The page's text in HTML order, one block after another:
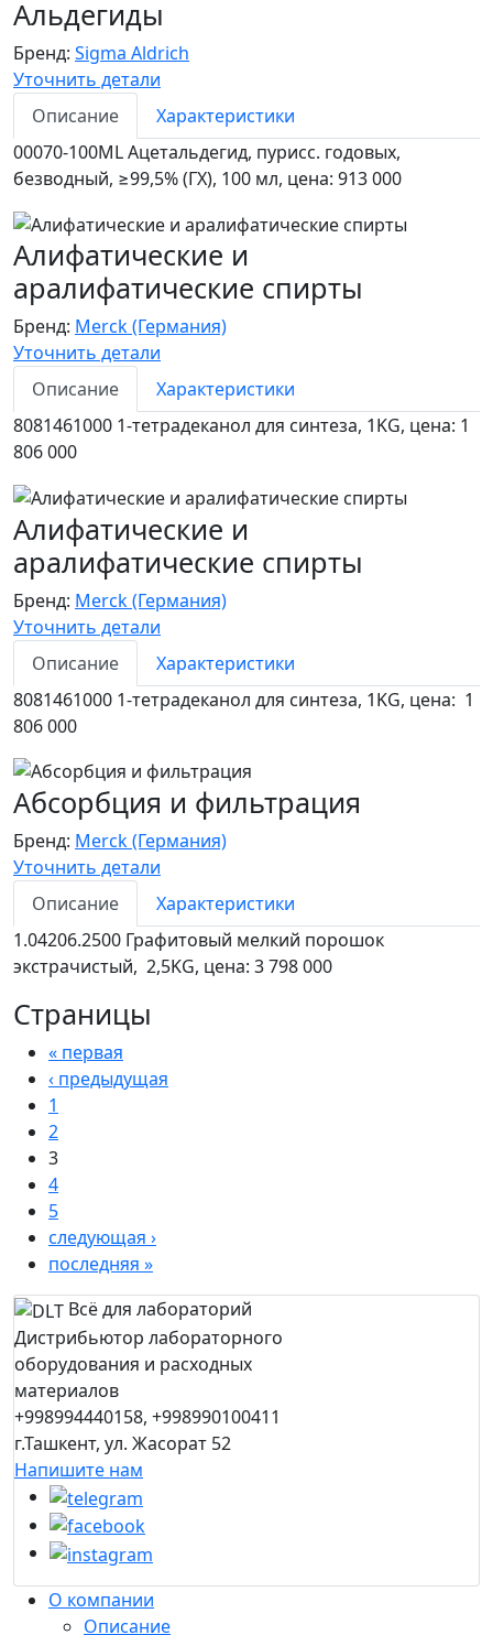
Альдегиды
Бренд: Sigma Aldrich
Уточнить детали
Описание
Характеристики
00070-100ML Ацетальдегид, пурисс. годовых,
безводный, ≥99,5% (ГХ), 100 мл, цена: 913 000
Алифатические и
аралифатические спирты
Бренд: Merck (Германия)
Уточнить детали
Описание
Характеристики
8081461000 1-тетрадеканол для синтеза, 1KG, цена: 1
806 000
Алифатические и
аралифатические спирты
Бренд: Merck (Германия)
Уточнить детали
Описание
Характеристики
8081461000 1-тетрадеканол для синтеза, 1KG, цена: 1
806 000
Абсорбция и фильтрация
Бренд: Merck (Германия)
Уточнить детали
Описание
Характеристики
1.04206.2500 Графитовый мелкий порошок
экстрачистый, 2,5KG, цена: 3 798 000
Страницы
« первая
‹ предыдущая
1
2
3
4
5
следующая ›
последняя »
Всё для лабораторий
Дистрибьютор лабораторного
оборудования и расходных
материалов
+998994440158, +998990100411
г.Ташкент, ул. Жасорат 52
Напишите нам
О компании
Описание